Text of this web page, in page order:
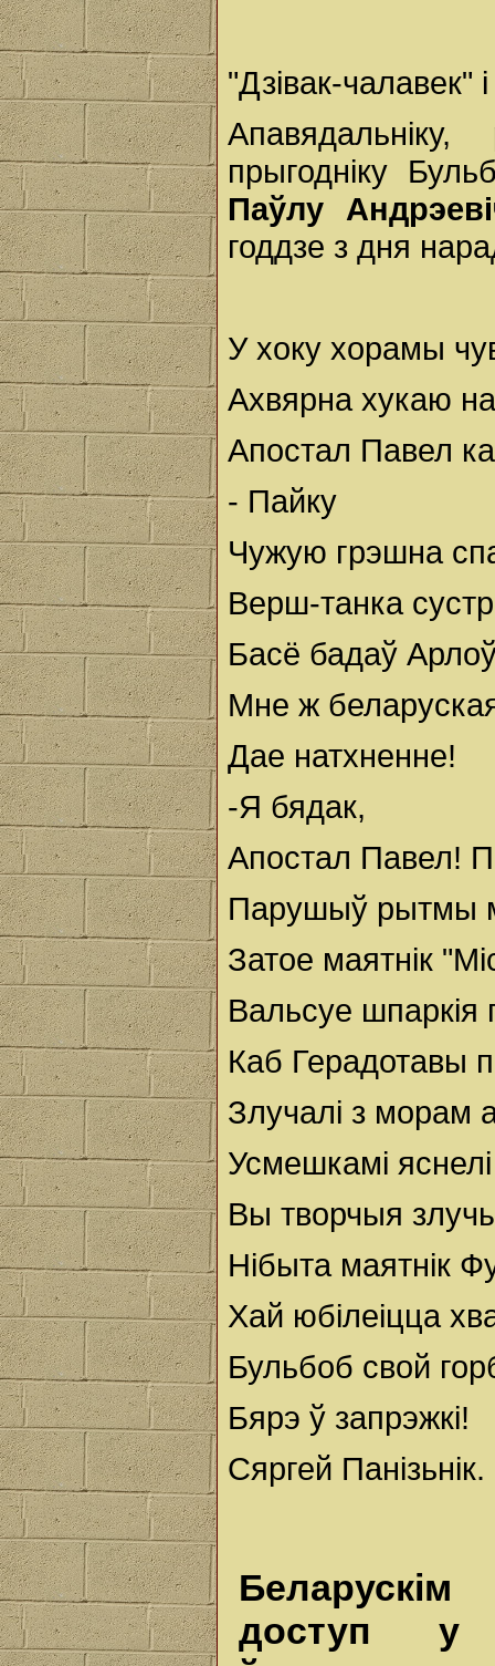
"Дзівак-чалавек"
прыгодніку
Паўлу
годдзе з дня
У хоку хорамы
Ахвярна хукаю
Апостал Павел
- Пайку
Чужую грэшна
Верш-танка
Басё бадаў
Мне ж
Дае натхненне!
-Я бядак,
Апостал Павел!
Парушыў рытмы
Затое маятнік
Вальсуе шпаркія
Каб Герадотавы
Злучалі з морам
Усмешкамі
Вы творчыя
Нібыта маятнік
Хай юбілеіцца
Бульбоб свой
Бярэ ў запрэжкі!
Сяргей Панізьнік.
доступ у